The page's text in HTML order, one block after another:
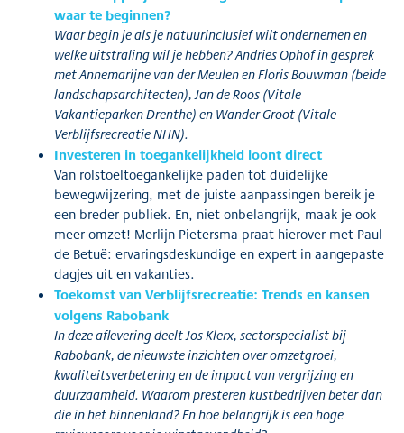
waar te beginnen?
Waar begin je als je natuurinclusief wilt ondernemen en
welke uitstraling wil je hebben? Andries Ophof in gesprek
met Annemarijne van der Meulen en Floris Bouwman (beide
landschapsarchitecten), Jan de Roos (Vitale
Vakantieparken Drenthe) en Wander Groot (Vitale
Verblijfsrecreatie NHN).
Investeren in toegankelijkheid loont direct
Van rolstoeltoegankelijke paden tot duidelijke
bewegwijzering, met de juiste aanpassingen bereik je
een breder publiek. En, niet onbelangrijk, maak je ook
meer omzet! Merlijn Pietersma praat hierover met Paul
de Betuë: ervaringsdeskundige en expert in aangepaste
dagjes uit en vakanties.
Toekomst van Verblijfsrecreatie: Trends en kansen
volgens Rabobank
In deze aflevering deelt Jos Klerx, sectorspecialist bij
Rabobank, de nieuwste inzichten over omzetgroei,
kwaliteitsverbetering en de impact van vergrijzing en
duurzaamheid. Waarom presteren kustbedrijven beter dan
die in het binnenland? En hoe belangrijk is een hoge